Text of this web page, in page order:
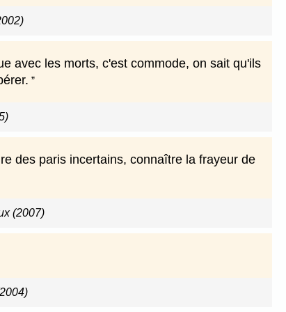
avec les morts, c'est commode, on sait qu'ils
des paris incertains, connaître la frayeur de
(2007)